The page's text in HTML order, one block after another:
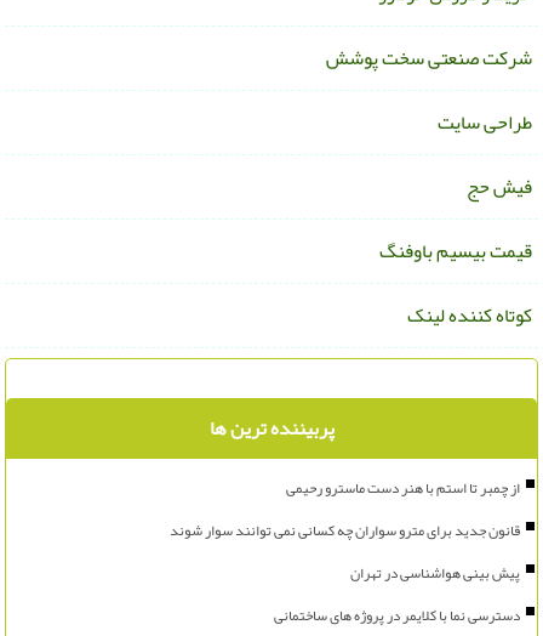
صنعتی سخت پوشش
سایت
حج
بیسیم باوفنگ
کننده لینک
پربیننده ترین ها
از چمبر تا استم با هنر دست ماسترو رحیمی
قانون جدید برای مترو سواران چه کسانی نمی توانند سوار شوند
پیش بینی هواشناسی در تهران
دسترسی نما با کلایمر در پروژه های ساختمانی